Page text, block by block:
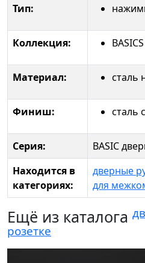
Тип:
Коллекция:
Материал: сталь
Финиш: сталь
Серия:
BASIC
Находится в
категориях:
дверные
для
Ещё из каталога
розетке